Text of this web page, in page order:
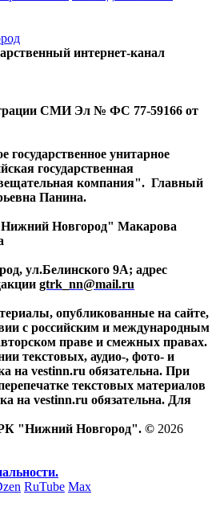
интернет-канал
СМИ Эл № ФС 77-59166 от
государственное унитарное
государственная
компания". Главный
Панина.
Новгород" Макарова
ул.Белинского 9А; адрес
gtrk_nn@mail.ru
опубликованные на сайте,
с российским и международным
праве и смежных правах.
текстовых, аудио-, фото- и
на vestinn.ru обязательна. При
текстовых материалов
на vestinn.ru обязательна. Для
"Нижний Новгород". © 2026
RuTube Max